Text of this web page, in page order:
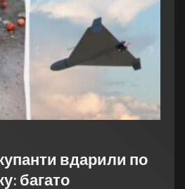
вдарили по
багато